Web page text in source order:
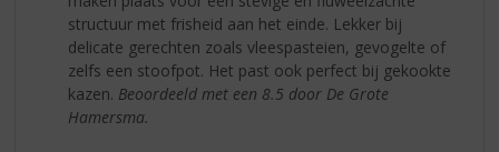
structuur met frisheid aan het einde. Lekker bij
delicate gerechten zoals vleespasteien, gevogelte of
zelfs een stoofpot. Het past ook perfect bij gekookte
kazen. Beoordeeld met een 8.5 door De Grote
Hamersma.